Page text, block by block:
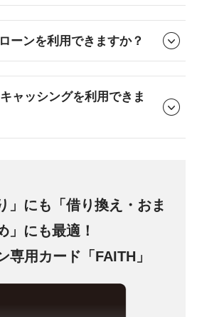
ーンを利用できますか？
ャッシングを利用できま
」にも「借り換え・おま
」にも最適！
専用カード「FAITH」